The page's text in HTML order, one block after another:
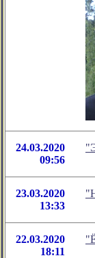
24.03.2020
09:56
23.03.2020
13:33
22.03.2020
18:11